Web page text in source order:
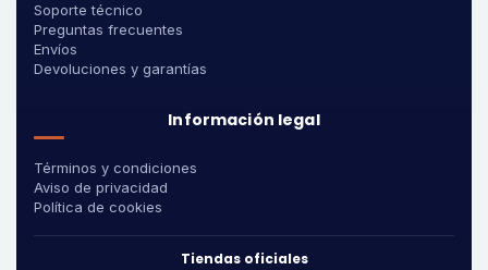
Soporte técnico
Preguntas frecuentes
Envíos
Devoluciones y garantías
Información legal
Términos y condiciones
Aviso de privacidad
Política de cookies
Tiendas oficiales